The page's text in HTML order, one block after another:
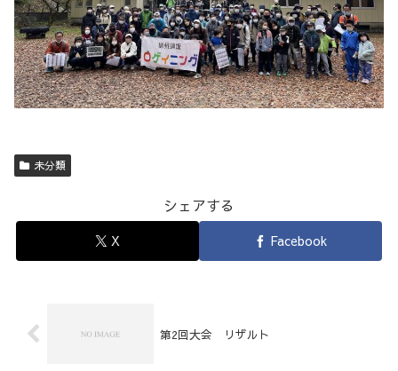
未分類
シェアする
X Facebook
第2回大会 リザルト